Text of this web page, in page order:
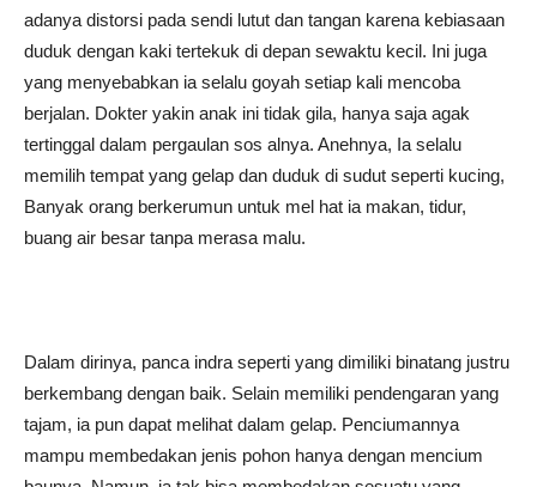
adanya distorsi pada sendi lutut dan tangan karena kebiasaan
duduk dengan kaki tertekuk di depan sewaktu kecil. Ini juga
yang menyebabkan ia selalu goyah setiap kali mencoba
berjalan. Dokter yakin anak ini tidak gila, hanya saja agak
tertinggal dalam pergaulan sos alnya. Anehnya, Ia selalu
memilih tempat yang gelap dan duduk di sudut seperti kucing,
Banyak orang berkerumun untuk mel hat ia makan, tidur,
buang air besar tanpa merasa malu.
Dalam dirinya, panca indra seperti yang dimiliki binatang justru
berkembang dengan baik. Selain memiliki pendengaran yang
tajam, ia pun dapat melihat dalam gelap. Penciumannya
mampu membedakan jenis pohon hanya dengan mencium